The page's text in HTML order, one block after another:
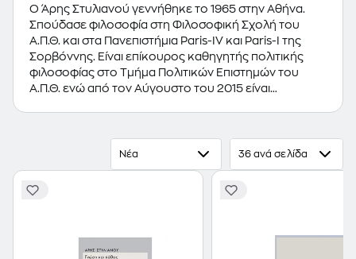
Ο Άρης Στυλιανού γεννήθηκε το 1965 στην Αθήνα.
Σπούδασε φιλοσοφία στη Φιλοσοφική Σχολή του
Α.Π.Θ. και στα Πανεπιστήμια Paris-IV και Paris-I της
Σορβόννης. Είναι επίκουρος καθηγητής πολιτικής
φιλοσοφίας στο Τμήμα Πολιτικών Επιστημών του
Α.Π.Θ. ενώ από τον Αύγουστο του 2015 είναι
Νέα 36 ανά σελίδα